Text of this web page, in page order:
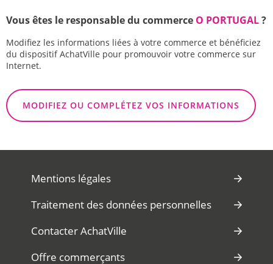
Vous êtes le responsable du commerce O PORTUGAL?
Modifiez les informations liées à votre commerce et bénéficiez
du dispositif AchatVille pour promouvoir votre commerce sur
Internet.
MODIFIEZ OU COMPLÉTEZ VOS INFORMATIONS
Mentions légales
Traitement des données personnelles
Contacter AchatVille
Offre commerçants